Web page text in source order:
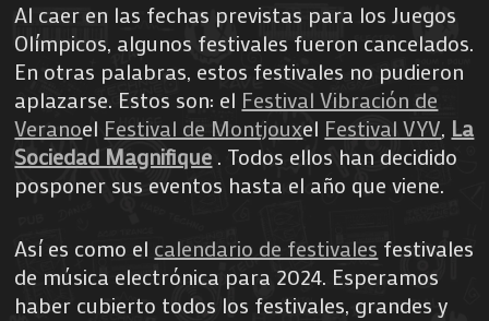
Al caer en las fechas previstas para los Juegos
Olímpicos, algunos festivales fueron cancelados.
En otras palabras, estos festivales no pudieron
aplazarse. Estos son: el Festival Vibración de
Veranoel Festival de Montjouxel Festival VYV, La
Sociedad Magnifique . Todos ellos han decidido
posponer sus eventos hasta el año que viene.
Así es como el calendario de festivales festivales
de música electrónica para 2024. Esperamos
haber cubierto todos los festivales, grandes y